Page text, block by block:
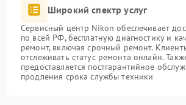
Широкий спектр услуг
Сервисный центр Nikon обеспечивает
по всей РФ, бесплатную диагностику и
ремонт, включая срочный ремонт.
отслеживать статус ремонта онлайн.
предоставляется постгарантийное
продления срока службы техники